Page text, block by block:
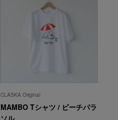
CLASKA Original
MAMBO Tシャツ / ビーチパラ